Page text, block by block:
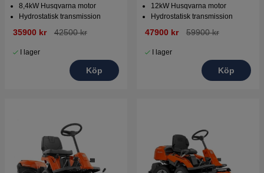
8,4kW Husqvarna motor
Hydrostatisk transmission
35900 kr 42500 kr
I lager
Köp
12kW Husqvarna motor
Hydrostatisk transmission
47900 kr 59900 kr
I lager
Köp